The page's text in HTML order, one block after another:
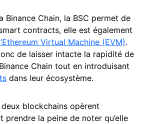
Binance Chain, la BSC permet de
contracts, elle est également
Virtual Machine (EVM).
de laisser intacte la rapidité de
Chain tout en introduisant
dans leur écosystème.
blockchains opèrent
prendre la peine de noter qu’elle